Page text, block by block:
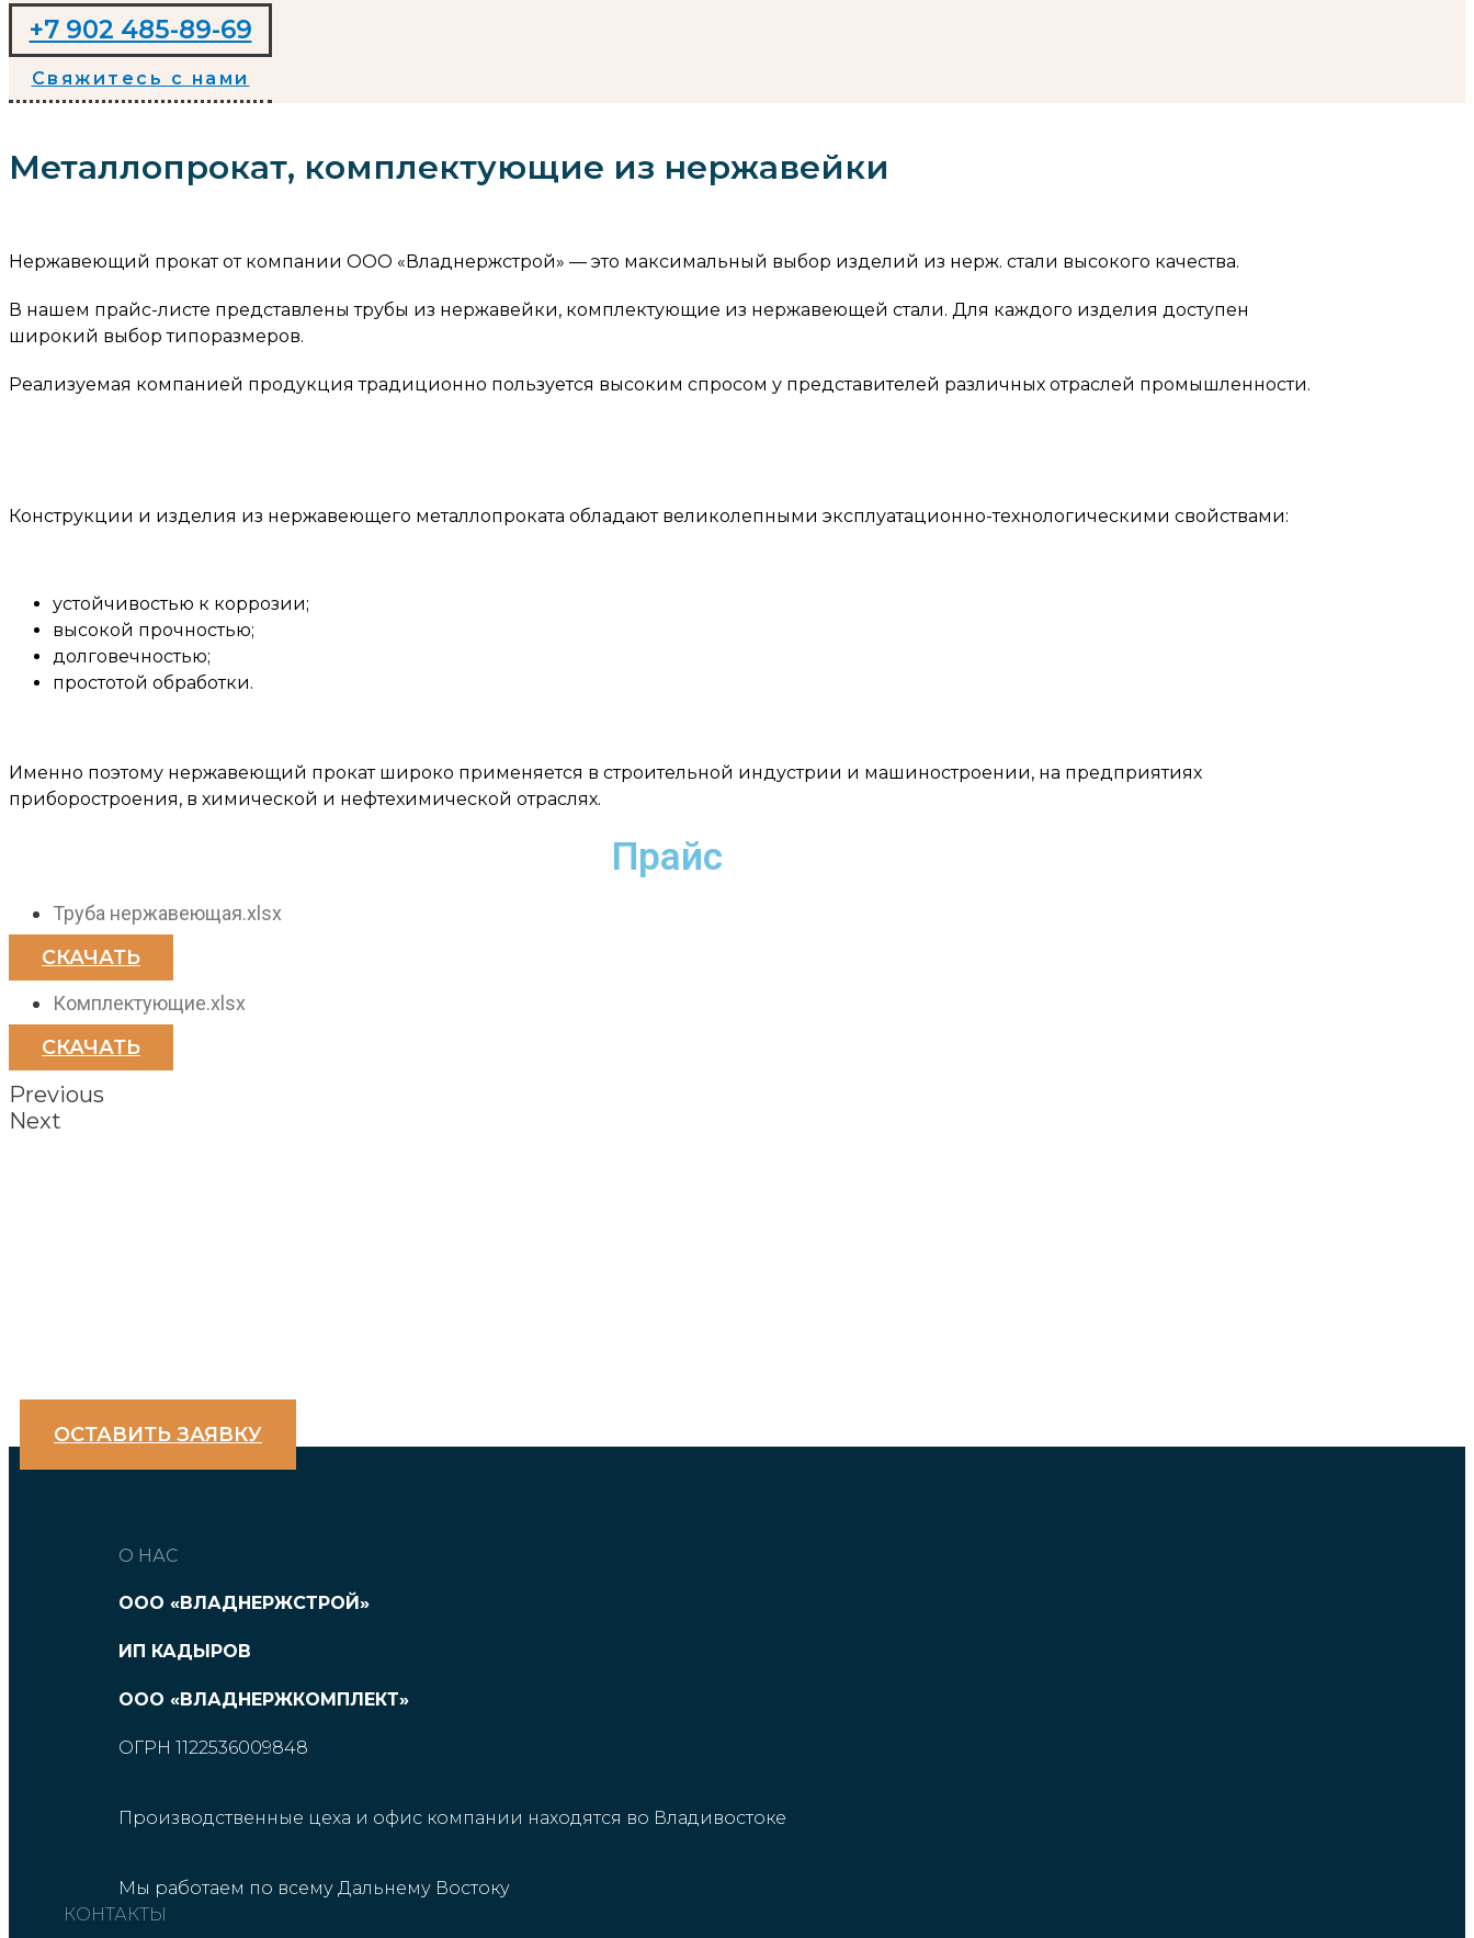
+7 902 485-89-69
Свяжитесь с нами
Металлопрокат, комплектующие из нержавейки
Нержавеющий прокат от компании ООО «Владнержстрой» — это максимальный выбор изделий из нерж. стали высокого качества.
В нашем прайс-листе представлены трубы из нержавейки, комплектующие из нержавеющей стали. Для каждого изделия доступен
широкий выбор типоразмеров.
Реализуемая компанией продукция традиционно пользуется высоким спросом у представителей различных отраслей промышленности.
Конструкции и изделия из нержавеющего металлопроката обладают великолепными эксплуатационно-технологическими свойствами:
устойчивостью к коррозии;
высокой прочностью;
долговечностью;
простотой обработки.
Именно поэтому нержавеющий прокат широко применяется в строительной индустрии и машиностроении, на предприятиях
приборостроения, в химической и нефтехимической отраслях.
Прайс
Труба нержавеющая.xlsx
СКАЧАТЬ
Комплектующие.xlsx
СКАЧАТЬ
Previous
Next
ОСТАВИТЬ ЗАЯВКУ
О НАС
ООО «ВЛАДНЕРЖСТРОЙ»
ИП КАДЫРОВ
ООО «ВЛАДНЕРЖКОМПЛЕКТ»
ОГРН 1122536009848
Производственные цеха и офис компании находятся во Владивостоке
Мы работаем по всему Дальнему Востоку
КОНТАКТЫ